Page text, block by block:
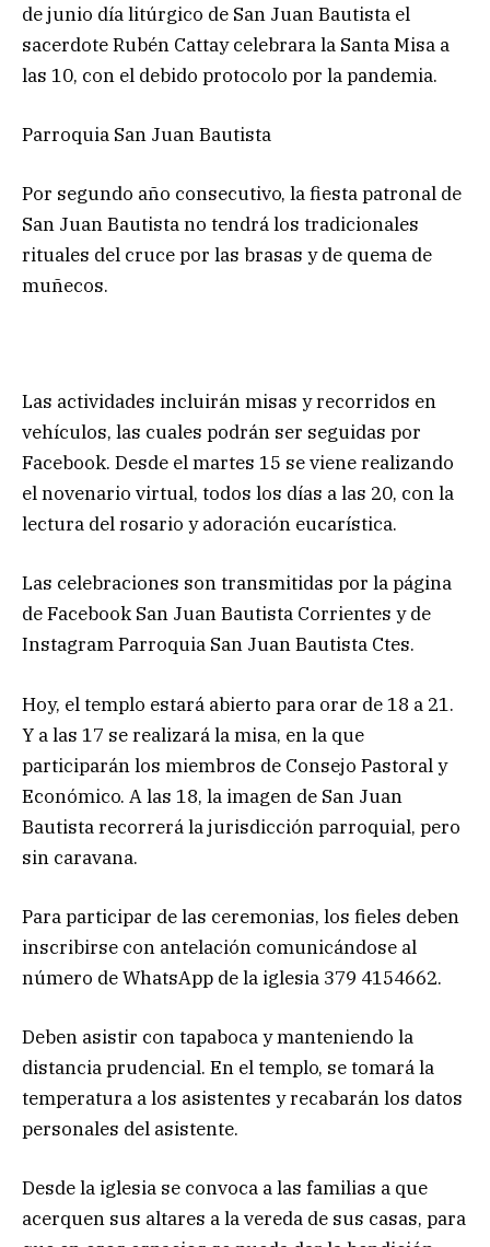
de junio día litúrgico de San Juan Bautista el
sacerdote Rubén Cattay celebrara la Santa Misa a
las 10, con el debido protocolo por la pandemia.
Parroquia San Juan Bautista
Por segundo año consecutivo, la fiesta patronal de
San Juan Bautista no tendrá los tradicionales
rituales del cruce por las brasas y de quema de
muñecos.
Las actividades incluirán misas y recorridos en
vehículos, las cuales podrán ser seguidas por
Facebook. Desde el martes 15 se viene realizando
el novenario virtual, todos los días a las 20, con la
lectura del rosario y adoración eucarística.
Las celebraciones son transmitidas por la página
de Facebook San Juan Bautista Corrientes y de
Instagram Parroquia San Juan Bautista Ctes.
Hoy, el templo estará abierto para orar de 18 a 21.
Y a las 17 se realizará la misa, en la que
participarán los miembros de Consejo Pastoral y
Económico. A las 18, la imagen de San Juan
Bautista recorrerá la jurisdicción parroquial, pero
sin caravana.
Para participar de las ceremonias, los fieles deben
inscribirse con antelación comunicándose al
número de WhatsApp de la iglesia 379 4154662.
Deben asistir con tapaboca y manteniendo la
distancia prudencial. En el templo, se tomará la
temperatura a los asistentes y recabarán los datos
personales del asistente.
Desde la iglesia se convoca a las familias a que
acerquen sus altares a la vereda de sus casas, para